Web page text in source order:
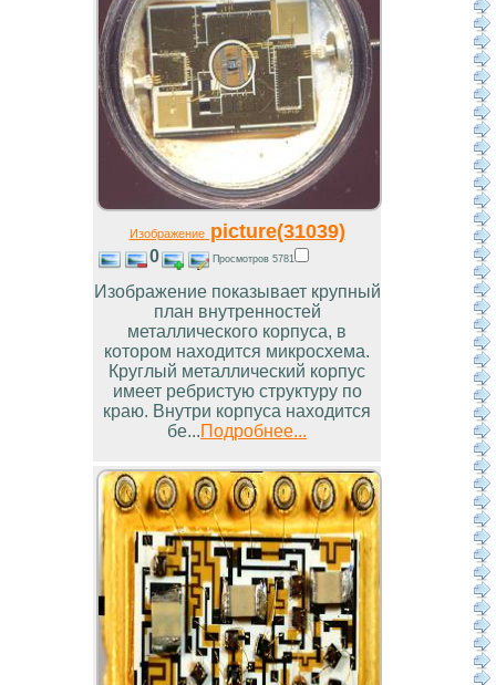
Изображениеpicture(31039)
0 Просмотров 5781
Изображение показывает крупный
план внутренностей
металлического корпуса, в
котором находится микросхема.
Круглый металлический корпус
имеет ребристую структуру по
краю. Внутри корпуса находится
бе...Подробнее...